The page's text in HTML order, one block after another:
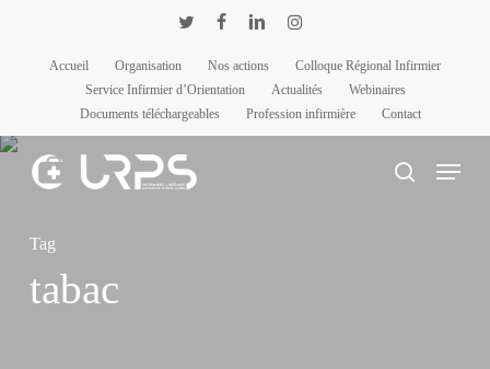
Accueil
Organisation Nos actions
Colloque Régional Infirmier
Service Infirmier d’Orientation
Actualités
Webinaires
Documents téléchargeables
Profession infirmière Contact
rechercher
Menu
Tag
tabac
Panneau de gestion des cookies